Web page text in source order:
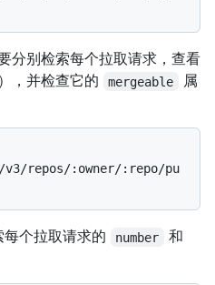
分别检索每个拉取请求，查看
，并检查它的 mergeable
属
v3/repos/:owner/:repo/pu
个拉取请求的 number 和